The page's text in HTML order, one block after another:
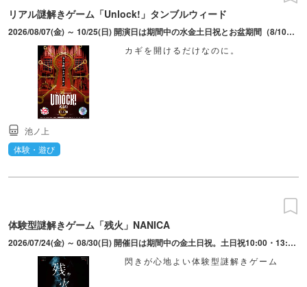
リアル謎解きゲーム「Unlock!」タンブルウィード
2026/08/07(金) ～ 10/25(日) 開演日は期間中の水金土日祝とお盆期間（8/10（月）・13（木））。8/12（水）・26（水）は開催なし。開演時間は平日16:30/19:30、土日祝10:00/13:00/16:00/19:00。開場は15分前、入場締め切りは開演の2分前。
カギを開けるだけなのに。
池ノ上
体験・遊び
体験型謎解きゲーム「残火」NANICA
2026/07/24(金) ～ 08/30(日) 開催日は期間中の金土日祝。土日祝10:00・13:00・16:00・19:00。金19:30。開場は開演の15分前。入場締切は5分前。
閃きが心地よい体験型謎解きゲーム